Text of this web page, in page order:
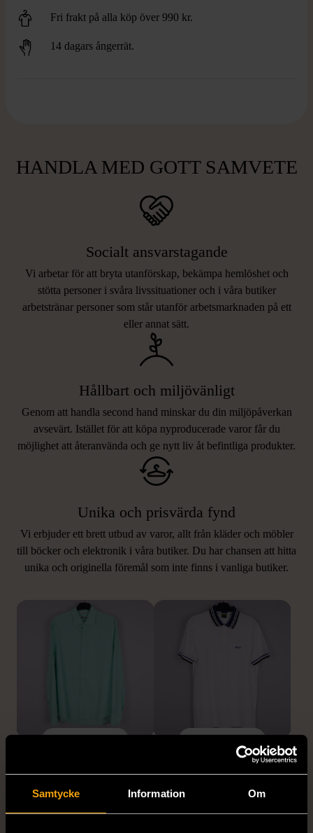
Samtycke Information Om
Fri frakt på alla köp över 990 kr.
14 dagars ångerrät.
HANDLA MED GOTT SAMVETE
Socialt ansvarstagande
Vi arbetar för att bryta utanförskap, bekämpa hemlöshet och
stötta personer i svåra livssituationer och i våra butiker
arbetstränar personer som står utanför arbetsmarknaden på ett
eller annat sätt.
Hållbart och miljövänligt
Genom att handla second hand minskar du din miljöpåverkan
avsevärt. Istället för att köpa nyproducerade varor får du
möjlighet att återanvända och ge nytt liv åt befintliga produkter.
Unika och prisvärda fynd
Vi erbjuder ett brett utbud av varor, allt från kläder och möbler
till böcker och elektronik i våra butiker. Du har chansen att hitta
unika och originella föremål som inte finns i vanliga butiker.
LIKNANDE PRODUKTER
Hitta produkter som påminner om denna
Stenströms skjorta turkos
L (50) Gott skick
BOSS vit pikétröja
Mycket gott skick